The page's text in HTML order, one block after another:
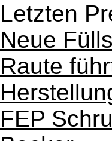
Letzten
Neue
Raute
FEP